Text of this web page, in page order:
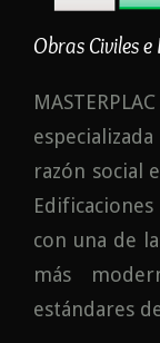
Obras Civiles
razón social
con una de
más
estándares